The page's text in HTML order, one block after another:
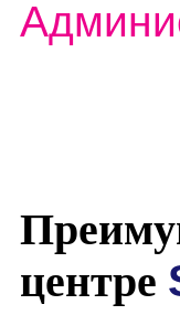
центре